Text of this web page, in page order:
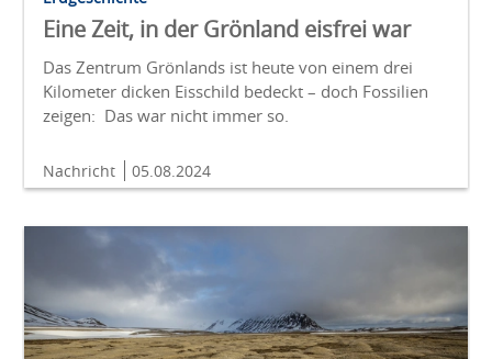
Eine Zeit, in der Grönland eisfrei war
Das Zentrum Grönlands ist heute von einem drei
Kilometer dicken Eisschild bedeckt – doch Fossilien
zeigen: Das war nicht immer so.
Nachricht 05.08.2024